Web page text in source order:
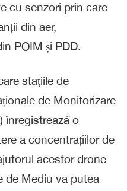
cu senzori prin care
din aer,
POIM și PDD.
stațiile de
de Monitorizare
înregistrează o
a concentrațiilor de
acestor drone
de Mediu va putea